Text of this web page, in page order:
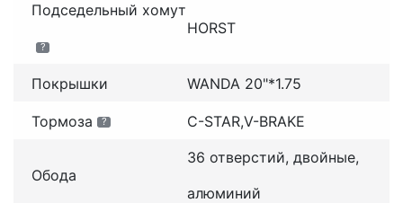
Подседельный хомут
?
HORST
Покрышки WANDA 20"*1.75
Тормоза ? C-STAR,V-BRAKE
Обода
36 отверстий, двойные,
алюминий